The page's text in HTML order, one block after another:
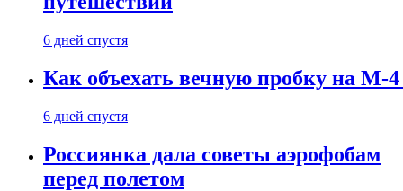
6 дней спустя
Как объехать вечную пробку на М-
6 дней спустя
Россиянка дала советы аэрофобам
перед полетом